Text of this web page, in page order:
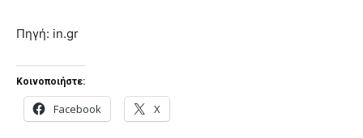
Πηγή: in.gr
Κοινοποιήστε:
Facebook X